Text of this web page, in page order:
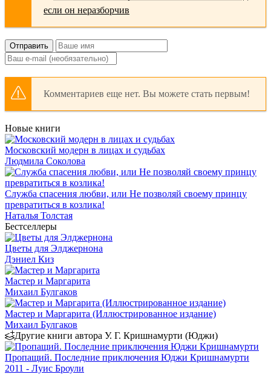
Отправить
Комментариев еще нет. Вы можете стать первым!
Новые книги
Московский модерн в лицах и судьбах
Людмила Соколова
Служба спасения любви, или Не позволяй своему принцу
превратиться в козлика!
Наталья Толстая
Бестселлеры
Цветы для Элджернона
Дэниел Киз
Мастер и Маргарита
Михаил Булгаков
Мастер и Маргарита (Иллюстрированное издание)
Михаил Булгаков
Другие книги автора У. Г. Кришнамурти (Юджи)
Пропащий. Последние приключения Юджи Кришнамурти
2011 - Луис Броули